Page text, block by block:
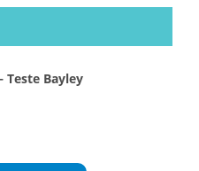
Teste Bayley